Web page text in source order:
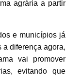
agrária a partir
e municípios já
a diferença agora,
vai promover
evitando que